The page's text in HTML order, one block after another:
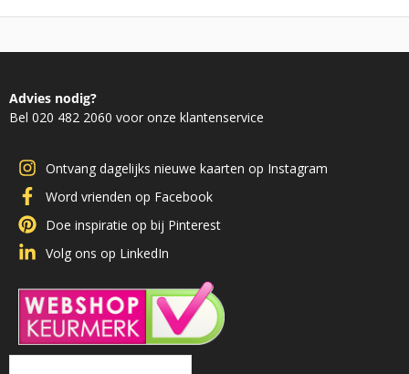
Advies nodig?
Bel 020 482 2060 voor onze klantenservice
Ontvang dagelijks nieuwe kaarten op Instagram
Word vrienden op Facebook
Doe inspiratie op bij Pinterest
Volg ons op LinkedIn